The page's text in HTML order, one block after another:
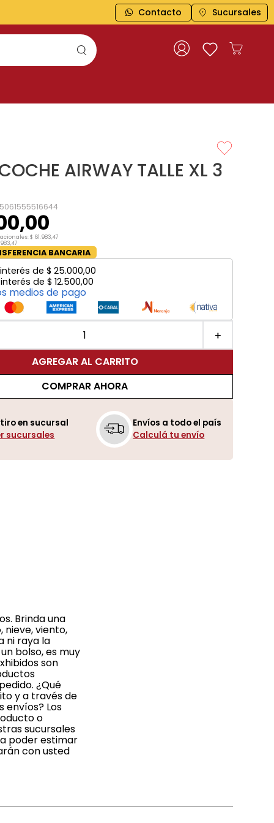
ENVÍOS A TODO EL PAÍS
Contacto Sucursales
AIRWAY TALLE XL 3
,00
$ 61.983,47
983,47
BANCARIA
de $ 25.000,00
de $ 12.500,00
medios de pago
＋
AGREGAR AL CARRITO
COMPRAR AHORA
en sucursal
sucursales
Envíos a todo el país
Calculá tu envío
Brinda una
viento,
ni raya la
bolso, es muy
son
¿Qué
y a través de
envíos? Los
o
sucursales
poder estimar
con usted